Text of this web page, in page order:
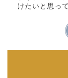
けたいと思っ